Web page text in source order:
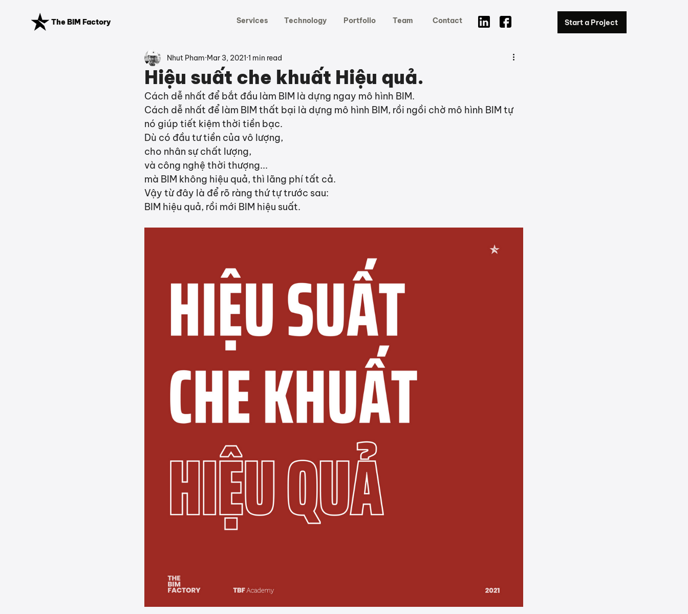
The BIM Factory Services Technology Portfolio Team Contact Start a Project
Hiệu suất che khuất Hiệu quả.
Nhut Pham Mar 3, 2021 1 min read
Cách dễ nhất để bắt đầu làm BIM là dựng ngay mô hình BIM.
Cách dễ nhất để làm BIM thất bại là dựng mô hình BIM, rồi ngồi chờ mô hình BIM tự
nó giúp tiết kiệm thời tiền bạc.
Dù có đầu tư tiền của vô lượng,
cho nhân sự chất lượng,
và công nghệ thời thượng...
mà BIM không hiệu quả, thì lãng phí tất cả.
Vậy từ đây là để rõ ràng thứ tự trước sau:
BIM hiệu quả, rồi mới BIM hiệu suất.